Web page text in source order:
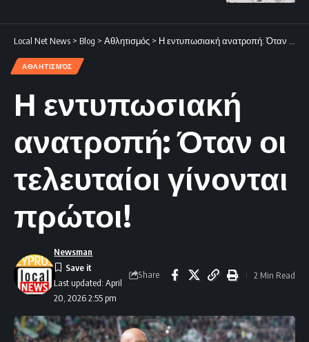
Local Net News > Blog > Αθλητισμός > Η εντυπωσιακή ανατροπή: Όταν οι τελευταίοι γίνονται πρώτοι!
ΑΘΛΗΤΙΣΜΌΣ
Η εντυπωσιακή
ανατροπή: Όταν οι
τελευταίοι γίνονται
πρώτοι!
Last updated: April
20, 2026 2:55 pm
Newsman
Share 2 Min Read